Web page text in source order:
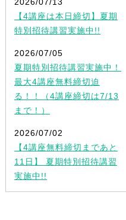
【4講座は本日締切】夏期
特別招待講習実施中!!
2026/07/05
夏期特別招待講習実施中！
最大4講座無料締切迫
る！！（4講座締切は7/13
まで！）
2026/07/02
【4講座無料締切まであと
11日】 夏期特別招待講習
実施中!!